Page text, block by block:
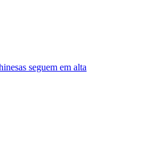
seguem em alta